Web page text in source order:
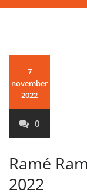
7
november
2022
0
Ramé
2022